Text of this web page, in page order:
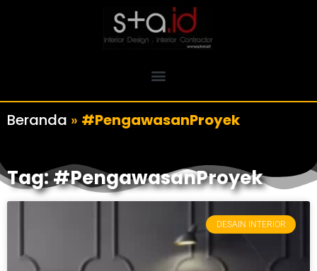
Beranda » #PengawasanProyek
Tag: #PengawasanProyek
DESAIN INTERIOR